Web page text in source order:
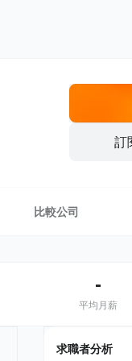
訂
比較公司
-
平均月薪
求職者分析